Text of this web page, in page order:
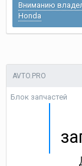
Вниманию
Honda
AVTO.PRO
Блок запчастей